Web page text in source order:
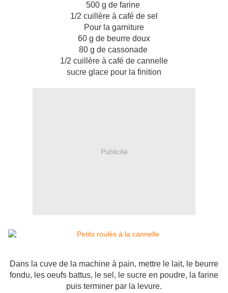
500 g de farine
1/2 cuillère à café de sel
Pour la garniture
60 g de beurre doux
80 g de cassonade
1/2 cuillère à café de cannelle
sucre glace pour la finition
Publicité
Dans la cuve de la machine à pain, mettre le lait, le beurre
fondu, les oeufs battus, le sel, le sucre en poudre, la farine
puis terminer par la levure.